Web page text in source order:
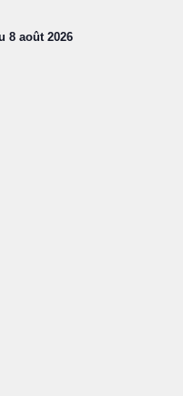
8 août 2026